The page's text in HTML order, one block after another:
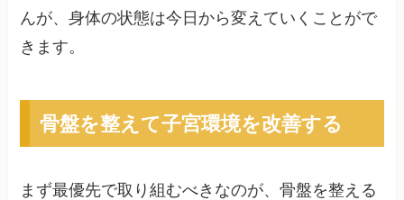
んが、身体の状態は今日から変えていくことがで
きます。
骨盤を整えて子宮環境を改善する
まず最優先で取り組むべきなのが、骨盤を整える